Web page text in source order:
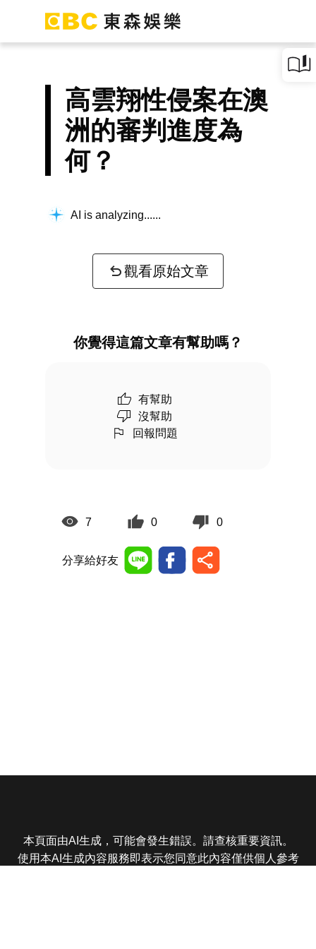
高雲翔性侵案在澳
洲的審判進度為
何？
AI is analyzing...
觀看原始文章
你覺得這篇文章有幫助嗎？
有幫助
沒幫助
回報問題
7 0 0
分享給好友
本頁面由AI生成，可能會發生錯誤。請查核重要資訊。
使用本AI生成內容服務即表示您同意此內容僅供個人參考